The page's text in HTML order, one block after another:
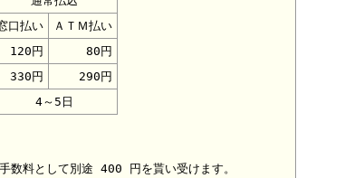
口払い
ＡＴＭ払い
120円
80円
330円
290円
4～5日
数料として別途 400 円を貰い受けます。